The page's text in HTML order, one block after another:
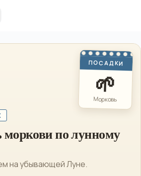
моркови по лунному
на убывающей Луне.
ПОСАДКИ
🌱
Морковь